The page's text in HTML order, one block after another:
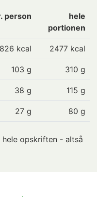
person
hele
portionen
826 kcal 2477 kcal
103 g 310 g
38 g 115 g
27 g 80 g
opskriften - altså